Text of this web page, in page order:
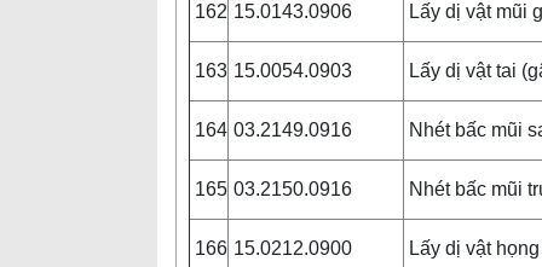
162 15.0143.0906 Lấy dị vật mũi
163 15.0054.0903 Lấy dị vật tai
164 03.2149.0916 Nhét bấc mũi
165 03.2150.0916 Nhét bấc mũi
166 15.0212.0900 Lấy dị vật